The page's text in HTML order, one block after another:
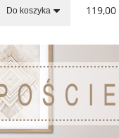
Do koszyka 119,00